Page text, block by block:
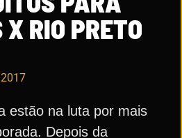
RIO PRETO
estão na luta por mais
Depois da